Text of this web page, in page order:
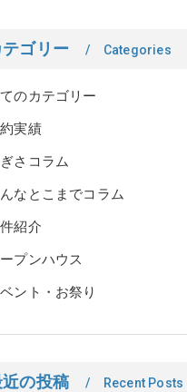
テゴリー Categories
のカテゴリー
実績
さコラム
なとこまでコラム
紹介
プンハウス
ント・お祭り
の投稿 Recent Posts